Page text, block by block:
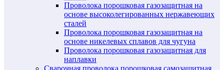
Проволока порошковая газозащитная на
основе высоколегированных нержавеющих
сталей
Проволока порошковая газозащитная на
основе никелевых сплавов для чугуна
Проволока порошковая газозащитная для
наплавки
Сварочная проволока порошковая самозащитная